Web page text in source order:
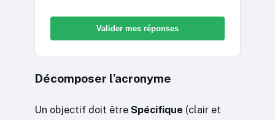
Valider mes réponses
Décomposer l’acronyme
Un objectif doit être Spécifique (clair et